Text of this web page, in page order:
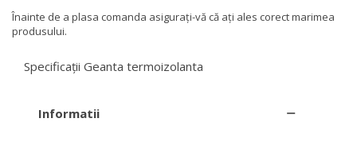
Înainte de a plasa comanda asigurați-vă că ați ales corect marimea
produsului.
Specificații Geanta termoizolanta
Informatii